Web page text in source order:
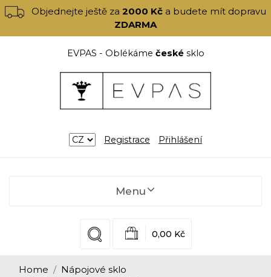
Objednejte ještě za2000 Kč a budete mít dopravu
ZDARMA
EVPAS - Oblékáme českésklo
Registrace Přihlášení
Menu
0,00 Kč
Home
Nápojové sklo